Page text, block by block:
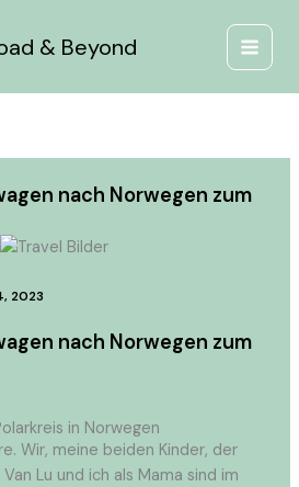
& Beyond
nach Norwegen zum
2023
nach Norwegen zum
in Norwegen
Wir, meine beiden Kinder, der
Lu und ich als Mama sind im